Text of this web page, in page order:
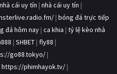
nhà cái uy tín | nhà cái uy tín |
| bóng đá trực tiếp
đá hôm nay | ca khia | tỷ lệ kèo nhà
| SHBET | fly88 |
go88.tokyo/ |
https://phimhayok.tv/ |